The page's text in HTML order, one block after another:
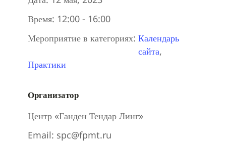
Время: 12:00 - 16:00
Мероприятие в категориях: Календарь
сайта,
Практики
Организатор
Центр «Ганден Тендар Линг»
Email: spc@fpmt.ru